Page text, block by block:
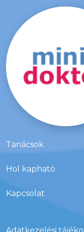
Tanácsok
Hol kapható
Kapcsolat